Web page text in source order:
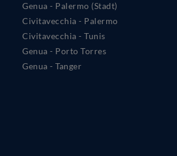
Genua - Palermo (Stadt)
Civitavecchia - Palermo
Civitavecchia - Tunis
Genua - Porto Torres
Genua - Tanger